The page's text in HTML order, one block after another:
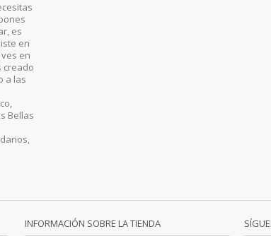
es
en
en
creado
a las
Bellas
INFORMACIÓN SOBRE LA TIENDA